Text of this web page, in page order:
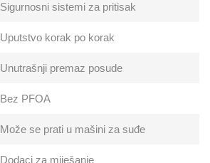
Sigurnosni sistemi za pritisak
Uputstvo korak po korak
Unutrašnji premaz posude
Bez PFOA
Može se prati u mašini za suđe
Dodaci za miješanje